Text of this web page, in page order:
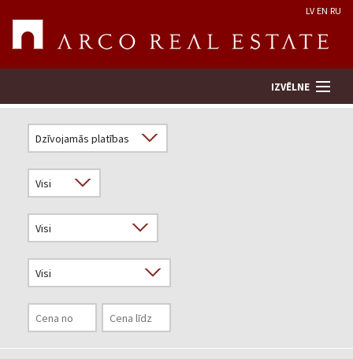
LV EN RU
IZVĒLNE
Novērtēt īpašumu
Uzņēmums
Pakalpojumi
Kontakti